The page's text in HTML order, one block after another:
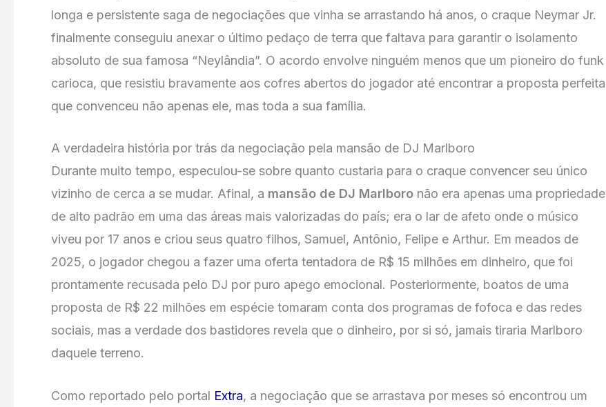
longa e persistente saga de negociações que vinha se arrastando há anos, o craque Neymar Jr.
finalmente conseguiu anexar o último pedaço de terra que faltava para garantir o isolamento
absoluto de sua famosa “Neylândia”. O acordo envolve ninguém menos que um pioneiro do funk
carioca, que resistiu bravamente aos cofres abertos do jogador até encontrar a proposta perfeita
que convenceu não apenas ele, mas toda a sua família.
A verdadeira história por trás da negociação pela mansão de DJ Marlboro
Durante muito tempo, especulou-se sobre quanto custaria para o craque convencer seu único
vizinho de cerca a se mudar. Afinal, a mansão de DJ Marlboro não era apenas uma propriedade
de alto padrão em uma das áreas mais valorizadas do país; era o lar de afeto onde o músico
viveu por 17 anos e criou seus quatro filhos, Samuel, Antônio, Felipe e Arthur. Em meados de
2025, o jogador chegou a fazer uma oferta tentadora de R$ 15 milhões em dinheiro, que foi
prontamente recusada pelo DJ por puro apego emocional. Posteriormente, boatos de uma
proposta de R$ 22 milhões em espécie tomaram conta dos programas de fofoca e das redes
sociais, mas a verdade dos bastidores revela que o dinheiro, por si só, jamais tiraria Marlboro
daquele terreno.
Como reportado pelo portal Extra, a negociação que se arrastava por meses só encontrou um